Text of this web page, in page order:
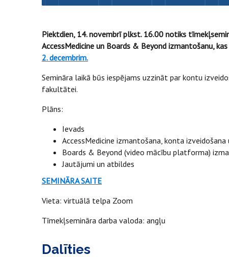
Piektdien, 14. novembrī plkst. 16.00 notiks
AccessMedicine un Boards & Beyond izmantošanu,
2. decembrim.
Semināra laikā būs iespējams uzzināt par kontu
fakultātei.
Plāns:
Ievads
AccessMedicine izmantošana, konta izveidošana
Boards & Beyond (video mācību platforma)
Jautājumi un atbildes
SEMINĀRA SAITE
Vieta: virtuālā telpa Zoom
Tīmekļsemināra darba valoda: angļu
Dalīties